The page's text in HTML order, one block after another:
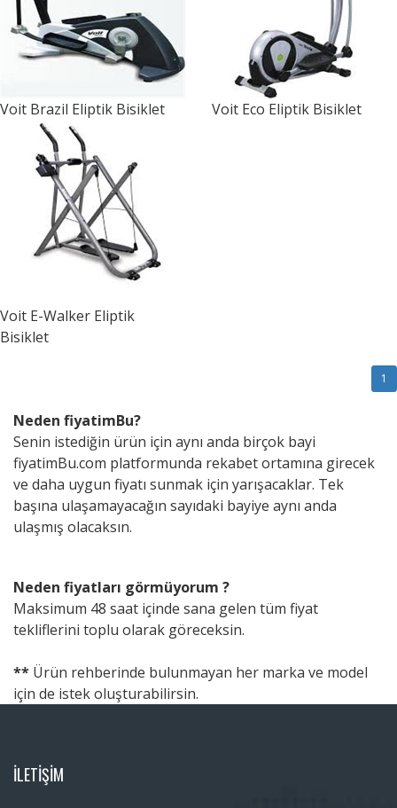
Voit Brazil Eliptik Bisiklet Voit Eco Eliptik Bisiklet
Voit E-Walker Eliptik
Bisiklet
1
Neden fiyatimBu?
Senin istediğin ürün için aynı anda birçok bayi
fiyatimBu.com platformunda rekabet ortamına girecek
ve daha uygun fiyatı sunmak için yarışacaklar. Tek
başına ulaşamayacağın sayıdaki bayiye aynı anda
ulaşmış olacaksın.
Neden fiyatları görmüyorum ?
Maksimum 48 saat içinde sana gelen tüm fiyat
tekliflerini toplu olarak göreceksin.
** Ürün rehberinde bulunmayan her marka ve model
için de istek oluşturabilirsin.
İLETİŞİM